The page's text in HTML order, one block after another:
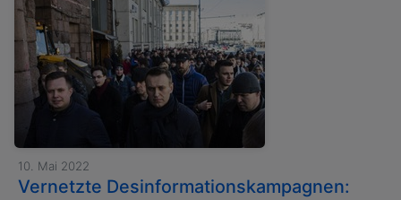
10. Mai 2022
Vernetzte Desinformationskampagnen: